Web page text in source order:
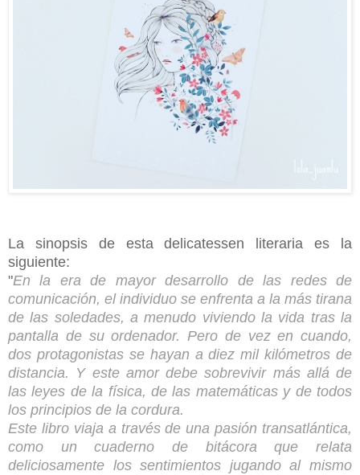
La sinopsis de esta delicatessen literaria es la
siguiente:
"En la era de mayor desarrollo de las redes de
comunicación, el individuo se enfrenta a la más tirana
de las soledades, a menudo viviendo la vida tras la
pantalla de su ordenador. Pero de vez en cuando,
dos protagonistas se hayan a diez mil kilómetros de
distancia. Y este amor debe sobrevivir más allá de
las leyes de la física, de las matemáticas y de todos
los principios de la cordura.
Este libro viaja a través de una pasión transatlántica,
como un cuaderno de bitácora que relata
deliciosamente los sentimientos jugando al mismo